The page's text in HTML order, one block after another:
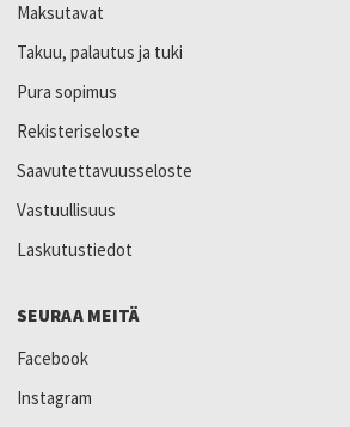
Maksutavat
Takuu, palautus ja tuki
Pura sopimus
Rekisteriseloste
Saavutettavuusseloste
Vastuullisuus
Laskutustiedot
SEURAA MEITÄ
Facebook
Instagram